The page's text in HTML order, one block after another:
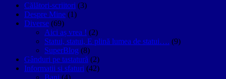
Călători-scriitori (3)
Despre Mine (1)
Diverse (69)
Aici aș vrea ! (2)
Statui, statui, E plină lumea de statui…. (9)
SuperBlog (8)
Gânduri pe tastatură (2)
Informatii si sfaturi (42)
Bani (4)